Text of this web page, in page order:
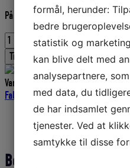
På lager
STANDARD
FALD
6
MM.
HVID
pr.
Tilføj til kurv
Varenummer (SKU):D412004310
Faldliner,Tovværk og liner
Beskrivelse
Yderligere information
Beskrivelse
formål, herunder:
bedre
statistik og
kan blive delt med
analysepartnere,
med data, du
de har indsamlet
tjenester. Ved at
samtykke til disse